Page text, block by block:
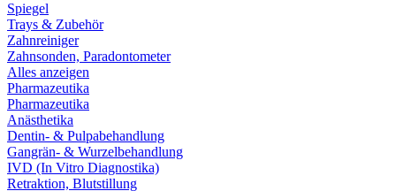
Spiegel
Trays & Zubehör
Zahnreiniger
Zahnsonden, Paradontometer
Alles anzeigen
Pharmazeutika
Pharmazeutika
Anästhetika
Dentin- & Pulpabehandlung
Gangrän- & Wurzelbehandlung
IVD (In Vitro Diagnostika)
Retraktion, Blutstillung